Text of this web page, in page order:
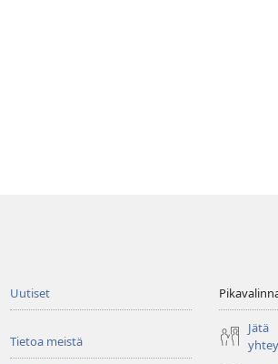
Uutiset
Tietoa meistä
Jätä